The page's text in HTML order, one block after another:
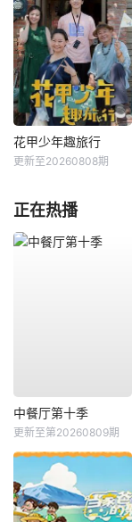
花甲少年趣旅行
更新至20260808期
正在热播
中餐厅第十季
更新至第20260809期